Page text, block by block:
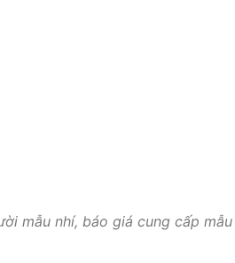
mẫu nhí, báo giá cung cấp mẫu